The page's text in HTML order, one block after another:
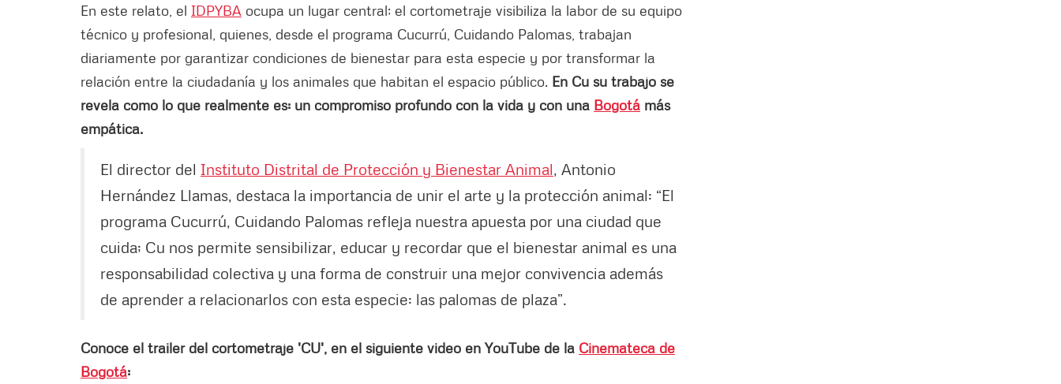
En este relato, el IDPYBA ocupa un lugar central; el cortometraje visibiliza la labor de su equipo
técnico y profesional, quienes, desde el programa Cucurrú, Cuidando Palomas, trabajan
diariamente por garantizar condiciones de bienestar para esta especie y por transformar la
relación entre la ciudadanía y los animales que habitan el espacio público. En Cu su trabajo se
revela como lo que realmente es: un compromiso profundo con la vida y con una Bogotá más
empática.
El director del Instituto Distrital de Protección y Bienestar Animal , Antonio
Hernández Llamas, destaca la importancia de unir el arte y la protección animal: “El
programa Cucurrú, Cuidando Palomas refleja nuestra apuesta por una ciudad que
cuida; Cu nos permite sensibilizar, educar y recordar que el bienestar animal es una
responsabilidad colectiva y una forma de construir una mejor convivencia además
de aprender a relacionarlos con esta especie: las palomas de plaza”.
Conoce el trailer del cortometraje 'CU', en el siguiente video en YouTube de la Cinemateca de
Bogotá: